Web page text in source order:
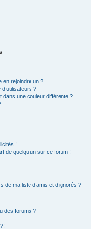
en rejoindre un ?
?
dans une couleur différente ?
!
de quelqu’un sur ce forum !
de ma liste d’amis et d’ignorés ?
des forums ?